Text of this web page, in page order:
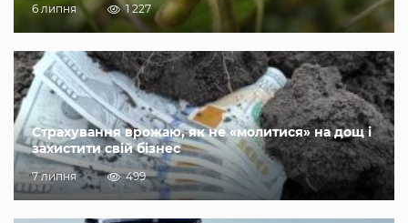
6 липня 1 227
Страхування врожаю, як не «молитися» на дощ і
захистити свій бізнес
7 липня 499